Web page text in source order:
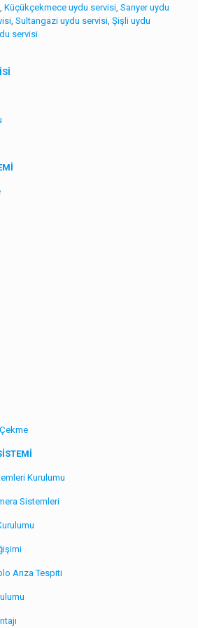
Küçükçekmece uydu servisi, Sarıyer uydu
, Sultangazi uydu servisi, Şişli uydu
servisi
Kurulumu
Sistemleri
Arıza Tespiti